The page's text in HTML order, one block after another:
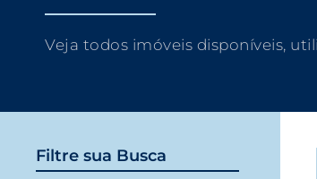
Veja todos imóveis disponíveis,
Filtre sua Busca